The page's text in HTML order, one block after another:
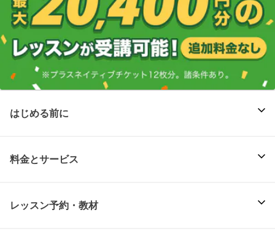
はじめる前に
料金とサービス
レッスン予約・教材